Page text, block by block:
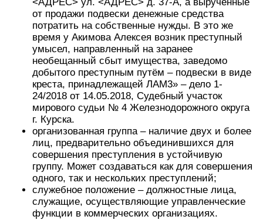
от продажи подвески денежные средства
потратить на собственные нужды. В это же
время у Акимова Алексея возник преступный
умысел, направленный на заранее
необещанный сбыт имущества, заведомо
добытого преступным путём – подвески в виде
креста, принадлежащей ЛАМ3» – дело 1-
24/2018 от 14.05.2018, Судебный участок
мирового судьи № 4 Железнодорожного округа
г. Курска.
организованная группа – наличие двух и более
лиц, предварительно объединившихся для
совершения преступления в устойчивую
группу. Может создаваться как для совершения
одного, так и нескольких преступлений;
служебное положение – должностные лица,
служащие, осуществляющие управленческие
функции в коммерческих организациях.